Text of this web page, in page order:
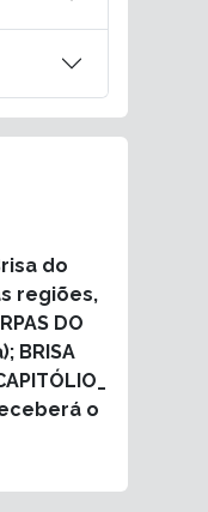
do
regiões,
DO
BRISA
o